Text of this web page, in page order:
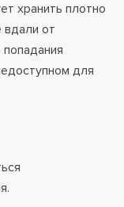
хранить плотно
от
для